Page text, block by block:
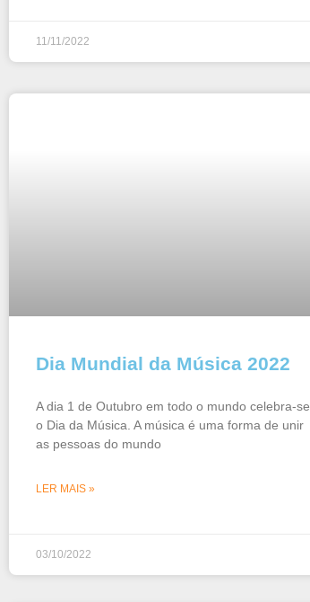
11/11/2022
Dia Mundial da Música 2022
A dia 1 de Outubro em todo o mundo celebra-se
o Dia da Música. A música é uma forma de unir
as pessoas do mundo
LER MAIS »
03/10/2022